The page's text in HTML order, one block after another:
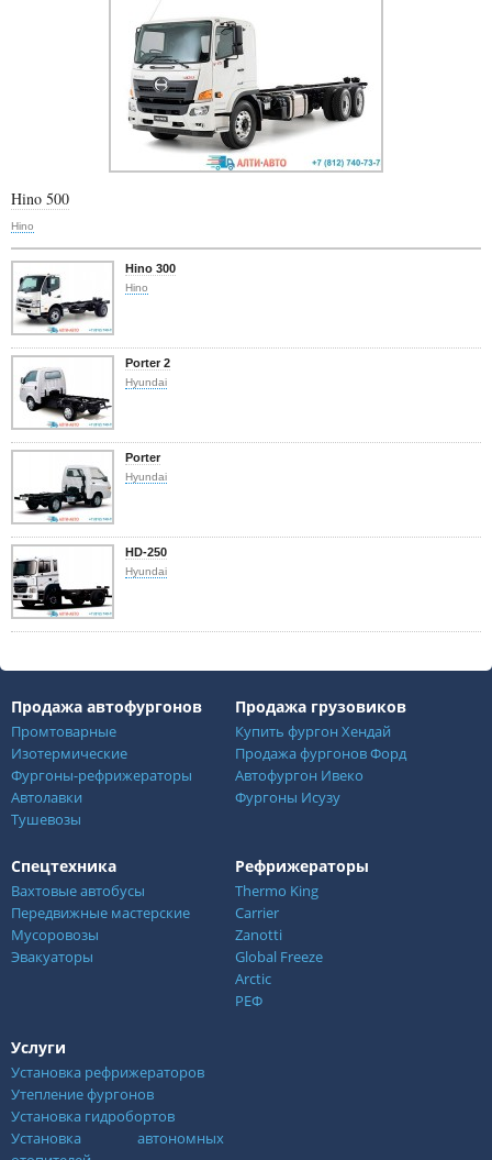
Hino 500
Hino
Hino 300
Hino
Porter 2
Hyundai
Porter
Hyundai
HD-250
Hyundai
Продажа автофургонов
Промтоварные
Изотермические
Фургоны-рефрижераторы
Автолавки
Тушевозы
Продажа грузовиков
Купить фургон Хендай
Продажа фургонов Форд
Автофургон Ивеко
Фургоны Исузу
Спецтехника
Вахтовые автобусы
Передвижные мастерские
Мусоровозы
Эвакуаторы
Рефрижераторы
Thermo King
Carrier
Zanotti
Global Freeze
Arctic
РЕФ
Услуги
Установка рефрижераторов
Утепление фургонов
Установка гидробортов
Установка автономных